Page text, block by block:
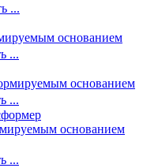
...
основанием
...
основанием
...
основанием
...